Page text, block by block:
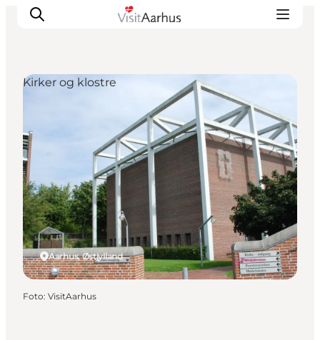
Kalender
Byer og steder
Planlæg ferien
Transport
Aarhus, Østjylland
Kirker og klostre
Foto: VisitAarhus